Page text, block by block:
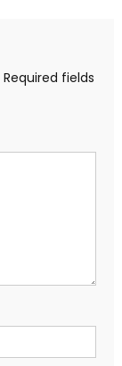
Required fields